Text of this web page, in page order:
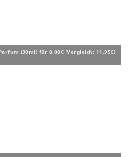
(30ml) für 8,88€ (Vergleich: 11,95€)